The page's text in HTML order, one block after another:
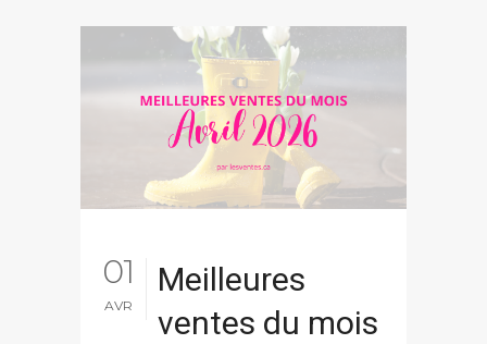
01
AVR
Meilleures
ventes du mois